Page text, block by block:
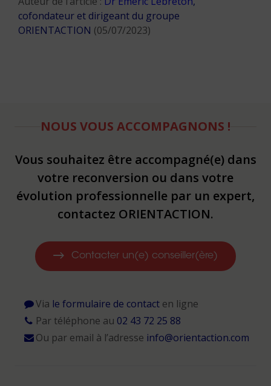
cofondateur et dirigeant du groupe
ORIENTACTION (05/07/2023)
NOUS VOUS ACCOMPAGNONS !
Vous souhaitez être accompagné(e) dans
votre reconversion ou dans votre
évolution professionnelle par un expert,
contactez ORIENTACTION.
Contacter un(e) conseiller(ère)
Via le formulaire de contacten ligne
Par téléphone au 02 43 72 25 88
Ou par email à l’adresse info@orientaction.com